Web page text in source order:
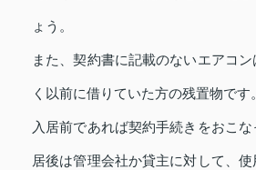
ょう。
また、契約書に記載のないエアコ
く以前に借りていた方の残置物です。
入居前であれば契約手続きをおこ
居後は管理会社か貸主に対して、